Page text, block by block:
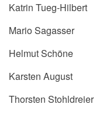
Katrin Tueg-Hilbert
Mario Sagasser
Helmut Schöne
Karsten August
Thorsten Stohldreier